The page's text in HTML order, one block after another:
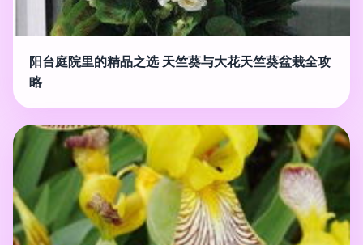
阳台庭院里的精品之选 天竺葵与大花天竺葵盆栽全攻
略